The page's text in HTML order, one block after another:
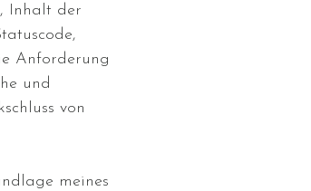
Inhalt der
Anforderung
und
von
meines